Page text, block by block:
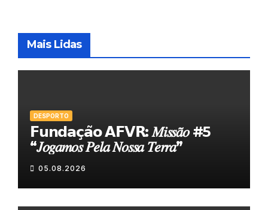
Mais Lidas
DESPORTO
𝗙𝘂𝗻𝗱𝗮𝗰̧𝗮̃𝗼 𝗔𝗙𝗩𝗥: 𝑀𝑖𝑠𝑠𝑎̃𝑜 #5
“𝐽𝑜𝑔𝑎𝑚𝑜𝑠 𝑃𝑒𝑙𝑎 𝑁𝑜𝑠𝑠𝑎 𝑇𝑒𝑟𝑟𝑎”
05.08.2026